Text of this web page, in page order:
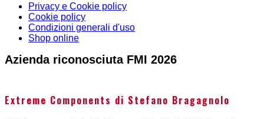
Privacy e Cookie policy
Cookie policy
Condizioni generali d'uso
Shop online
Azienda riconosciuta FMI 2026
Extreme Components di Stefano Bragagnolo